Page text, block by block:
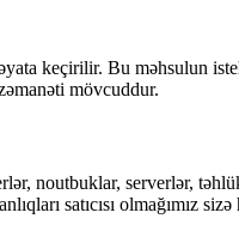
keçirilir. Bu məhsulun
mövcuddur.
noutbuklar, serverlər,
satıcısı olmağımız